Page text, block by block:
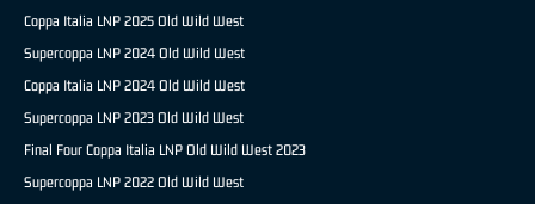
Coppa Italia LNP 2025 Old Wild West
Supercoppa LNP 2024 Old Wild West
Coppa Italia LNP 2024 Old Wild West
Supercoppa LNP 2023 Old Wild West
Final Four Coppa Italia LNP Old Wild West 2023
Supercoppa LNP 2022 Old Wild West